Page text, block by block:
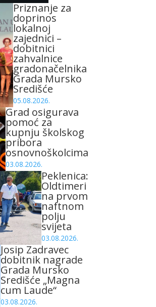
Priznanje za
doprinos
lokalnoj
zajednici –
dobitnici
zahvalnice
gradonačelnika
Grada Mursko
Središće
05.08.2026.
Grad osigurava
pomoć za
kupnju školskog
pribora
osnovnoškolcima
03.08.2026.
Peklenica:
Oldtimeri
na prvom
naftnom
polju
svijeta
03.08.2026.
Josip Zadravec
dobitnik nagrade
Grada Mursko
Središće „Magna
cum Laude“
03.08.2026.